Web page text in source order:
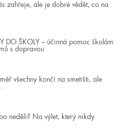
zahřeje, ale je dobré vědět, co na
DO ŠKOLY – účinná pomoc školám
s dopravou
všechny končí na smetišti, ale
neděli? Na výlet, který nikdy